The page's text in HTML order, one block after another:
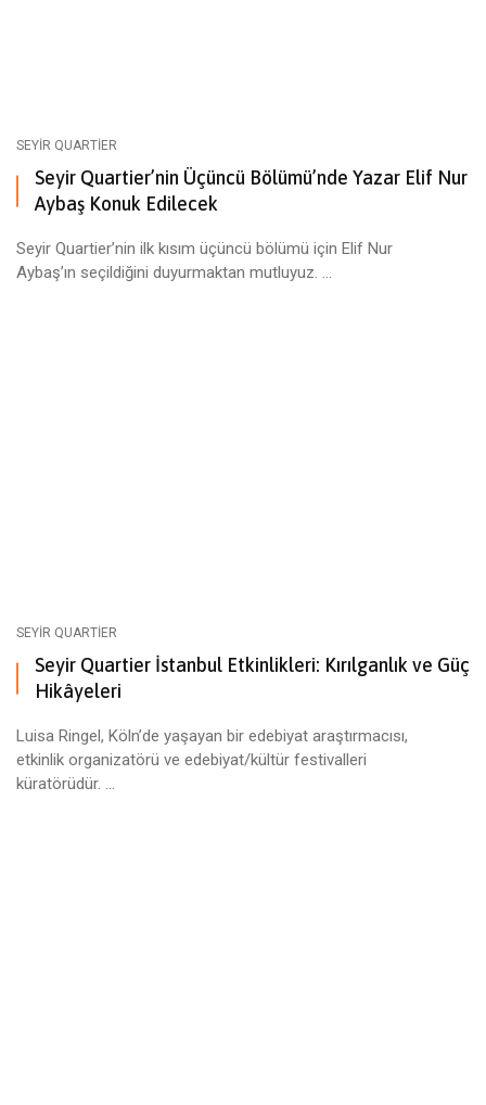
SEYIR QUARTIER
Seyir Quartier’nin Üçüncü Bölümü’nde Yazar Elif Nur
Aybaş Konuk Edilecek
Seyir Quartier’nin ilk kısım üçüncü bölümü için Elif Nur
Aybaş’ın seçildiğini duyurmaktan mutluyuz. ...
SEYIR QUARTIER
Seyir Quartier İstanbul Etkinlikleri: Kırılganlık ve Güç
Hikâyeleri
Luisa Ringel, Köln’de yaşayan bir edebiyat araştırmacısı,
etkinlik organizatörü ve edebiyat/kültür festivalleri
küratörüdür. ...